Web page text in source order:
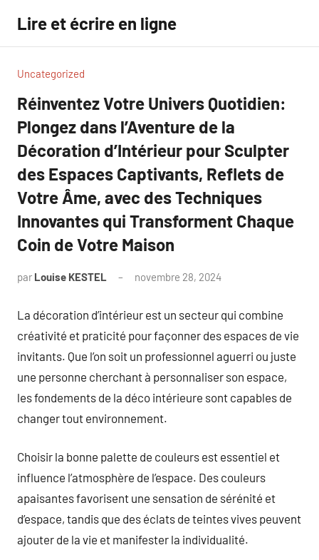
contenu
Lire et écrire en ligne
Uncategorized
Réinventez Votre Univers Quotidien:
Plongez dans l’Aventure de la
Décoration d’Intérieur pour Sculpter
des Espaces Captivants, Reflets de
Votre Âme, avec des Techniques
Innovantes qui Transforment Chaque
Coin de Votre Maison
par Louise KESTEL novembre 28, 2024
La décoration d’intérieur est un secteur qui combine
créativité et praticité pour façonner des espaces de vie
invitants. Que l’on soit un professionnel aguerri ou juste
une personne cherchant à personnaliser son espace,
les fondements de la déco intérieure sont capables de
changer tout environnement.
Choisir la bonne palette de couleurs est essentiel et
influence l’atmosphère de l’espace. Des couleurs
apaisantes favorisent une sensation de sérénité et
d’espace, tandis que des éclats de teintes vives peuvent
ajouter de la vie et manifester la individualité.